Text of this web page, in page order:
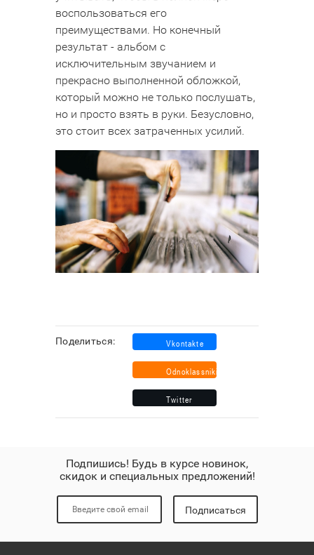
воспользоваться его
преимуществами. Но конечный
результат - альбом с
исключительным звучанием и
прекрасно выполненной обложкой,
который можно не только послушать,
но и просто взять в руки. Безусловно,
это стоит всех затраченных усилий.
Поделиться:
Подпишись! Будь в курсе новинок,
скидок и специальных предложений!
Подписаться